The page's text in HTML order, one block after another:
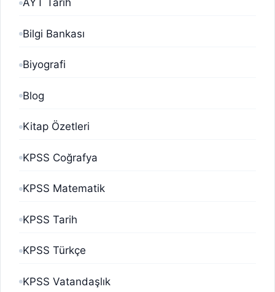
AYT Tarih
Bilgi Bankası
Biyografi
Blog
Kitap Özetleri
KPSS Coğrafya
KPSS Matematik
KPSS Tarih
KPSS Türkçe
KPSS Vatandaşlık